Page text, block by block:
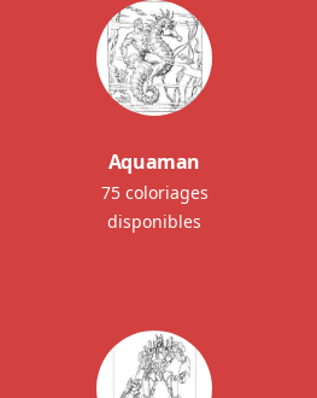
Aquaman
75 coloriages
disponibles